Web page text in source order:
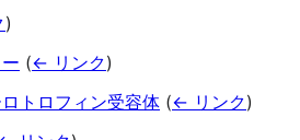
)
(← リンク)
トロフィン受容体 (← リンク)